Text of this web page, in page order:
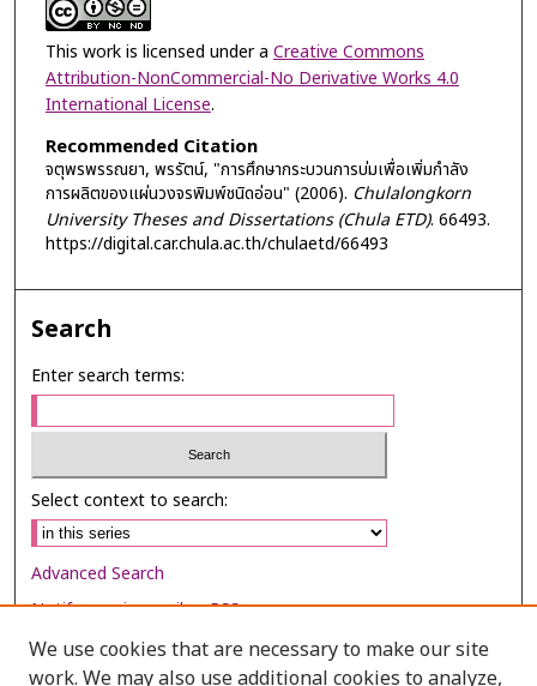
This work is licensed under a Creative Commons
Attribution-NonCommercial-No Derivative Works 4.0
International License.
Recommended Citation
จตุพรพรรณยา, พรรัตน์, "การศึกษากระบวนการบ่มเพื่อเพิ่มกำลัง
การผลิตของแผ่นวงจรพิมพ์ชนิดอ่อน" (2006). Chulalongkorn
University Theses and Dissertations (Chula ETD). 66493.
https://digital.car.chula.ac.th/chulaetd/66493
Search
Enter search terms:
Select context to search:
Advanced Search
Notify me via email orRSS
Browse
We use cookies that are necessary to make our site
work. We may also use additional cookies to analyze,